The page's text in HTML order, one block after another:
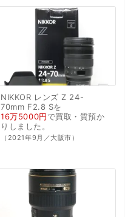
NIKKOR レンズ Z 24-
70mm F2.8 Sを
16万5000円で買取・質預か
り しました。
（2021年9月／大阪市）